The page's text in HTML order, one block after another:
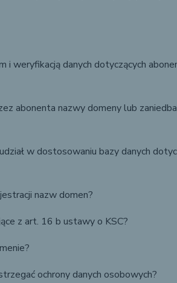
i weryfikacją danych dotyczących
abonenta nazwy domeny lub
w dostosowaniu bazy danych
nazw domen?
z art. 16 b ustawy o KSC?
ochrony danych osobowych?